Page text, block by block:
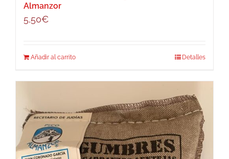
Almanzor
5,50€
Añadir al carrito Detalles